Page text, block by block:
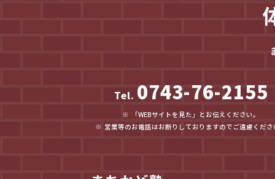
Tel. 0743-76-2155
「WEBサイトを見た」とお伝えください。
営業等のお電話はお断りしておりますのでご遠慮くだ